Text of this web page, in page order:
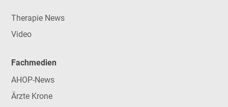
Therapie News
Video
Fachmedien
AHOP-News
Ärzte Krone